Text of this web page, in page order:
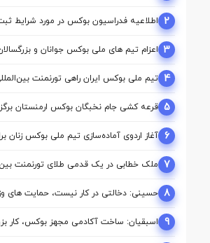
2 اطلاعیه فدراسیون بوکس در مورد شرایط
کمیسیون ها
3 اعزام تیم ‌های ملی بوکس جوانان و
مشترک ازبکستان
4 تیم ملی بوکس ایران راهی تورنمنت
5 قرعه‌ کشی جام نخبگان بوکس ارمنستان
پوشان ایران حریفان خود را شناختند
6 آغاز اردوی آماده‌سازی تیم ملی بوکس زنان
بازی‌های آسیایی ناگویا
7 ملک‌ خطابی در یک قدمی طلای تورنمنت
ارمنستان/ محمدنژاد به مدال برنز رسید
8 حسینی: دخالتی در کار نیست، حمایت های
مالی صاحب خانه می شود 9 اسبقیان: ساخت آکادمی مجهز بوکس، کار
حسینی برای این رشته انجام داد